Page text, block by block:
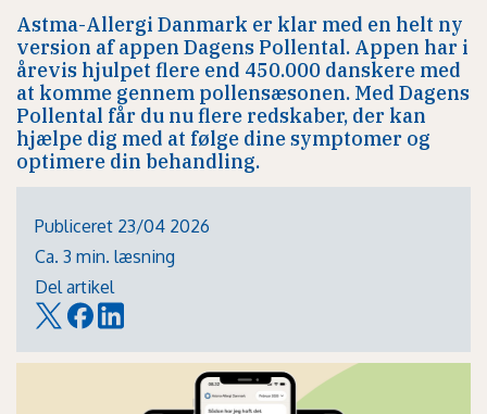
Astma-Allergi Danmark er klar med en helt ny
version af appen Dagens Pollental. Appen har i
årevis hjulpet flere end 450.000 danskere med
at komme gennem pollensæsonen. Med Dagens
Pollental får du nu flere redskaber, der kan
hjælpe dig med at følge dine symptomer og
optimere din behandling.
Publiceret 23/04 2026
Ca. 3 min. læsning
Del artikel